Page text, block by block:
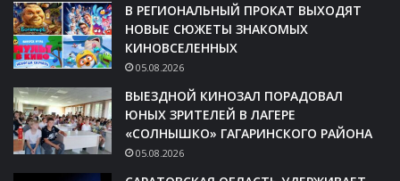
В РЕГИОНАЛЬНЫЙ ПРОКАТ ВЫХОДЯТ
НОВЫЕ СЮЖЕТЫ ЗНАКОМЫХ
КИНОВСЕЛЕННЫХ
05.08.2026
ВЫЕЗДНОЙ КИНОЗАЛ ПОРАДОВАЛ
ЮНЫХ ЗРИТЕЛЕЙ В ЛАГЕРЕ
«СОЛНЫШКО» ГАГАРИНСКОГО РАЙОНА
05.08.2026